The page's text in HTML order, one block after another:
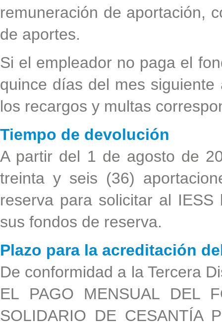
remuneración de aportación,
de aportes.
Si el empleador no paga el
quince días del mes
los recargos y multas
Tiempo de devolución
A partir del 1 de agosto de
treinta y seis (36)
reserva para solicitar al
sus fondos de reserva.
Plazo para la acreditación
De conformidad a la Tercera
EL PAGO MENSUAL DEL
SOLIDARIO DE CESANTÍA